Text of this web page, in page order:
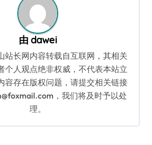
由 dawei
站长网内容转载自互联网，其相关
个人观点绝非权威，不代表本站立
容存在版权问题，请提交相关链接
，我们将及时予以处
理。